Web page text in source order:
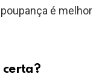
é melhor
certa?